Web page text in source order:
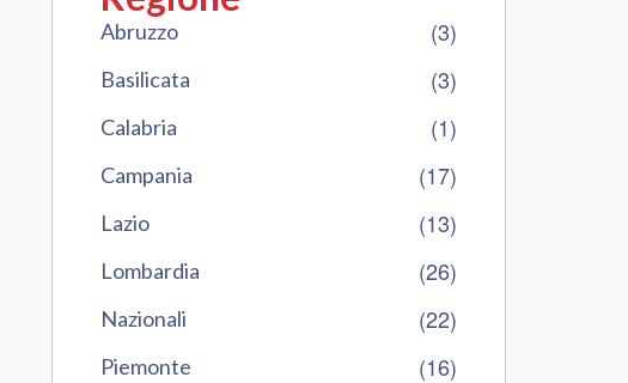
Abruzzo (3)
Basilicata (3)
Calabria (1)
Campania (17)
Lazio (13)
Lombardia (26)
Nazionali (22)
Piemonte (16)